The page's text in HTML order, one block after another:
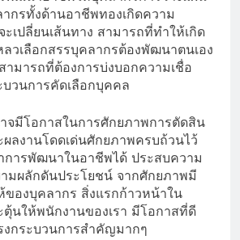
กรทั้งด้านอาชีพทองเกิดความ
เปลี่ยนเส้นทาง สามารถที่ทำให้เกิด
วเลือกสรรบุคลากรต้องพัฒนาตนเอง
มารถที่ต้องการบ่งบอกความเชื่อ
บวนการคัดเลือกบุคคล
จมีโอกาสในการศักยภาพการตัดสิน
ผลงานโดดเด่นศักยภาพครบถ้วนไว้
การพัฒนาในอาชีพได้ ประสบความ
มผลักดันประโยชน์ จากศักยภาพมี
องบุคลากร สิ่งแรกก้าวหน้าใน
นให้พนักงานของเรา มีโอกาสที่ดี
งกระบวนการสำคัญมากๆ